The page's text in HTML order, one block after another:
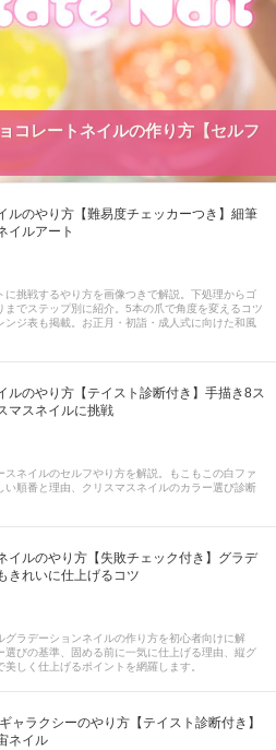
コレートネイルの作り方【セルフ
ルのやり方【難易度チェッカーつき】細筆
イルアート
挑戦するやり方を画像つきで解説。下処理からゴ
でステップ別に紹介。5本の爪で角度を変えるコツ
ジ表も掲載。お正月・初詣・成人式に向けた和風
ルのやり方【テイスト診断付き】手描き8ス
マスネイルに挑戦
ネイルのセルフやり方を解説。もこもこの白ファ
順番と理由、クリスマスネイルのカラー選び診断
イルのやり方【失敗チェック付き】グラデ
きれいに仕上げるコツ
ラデーションネイルの作り方を初心者向けに解
びの基準、固める前に一気に仕上げる理由、縦グ
しく仕上げるポイントを網羅します。
ャラクシーのやり方【テイスト診断付き】
ネイル